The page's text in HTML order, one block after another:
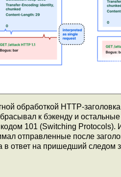
обработкой HTTP-
к бэкенду и
101 (Switching Protocols).
отправленные после
ответ на пришедший следом